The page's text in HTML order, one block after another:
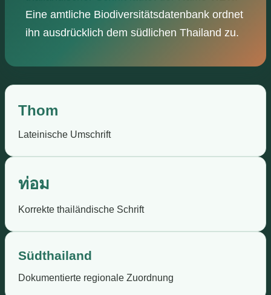
Eine amtliche Biodiversitätsdatenbank ordnet
ihn ausdrücklich dem südlichen Thailand zu.
Thom
Lateinische Umschrift
ท่อม
Korrekte thailändische Schrift
Südthailand
Dokumentierte regionale Zuordnung